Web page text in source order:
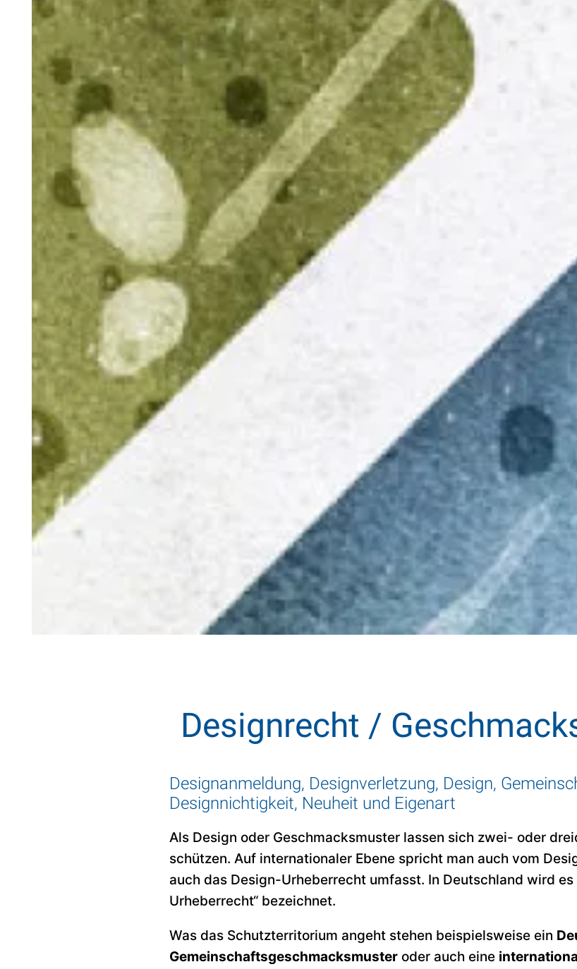
Designrecht /
Designanmeldung, Designverletzung, Design,
Designnichtigkeit, Neuheit und Eigenart
Als Design oder Geschmacksmuster lassen sich zwei- oder
schützen. Auf internationaler Ebene spricht man auch vom
auch das Design-Urheberrecht umfasst. In Deutschland wird es
Urheberrecht“ bezeichnet.
Was das Schutzterritorium angeht stehen beispielsweise ein
Gemeinschaftsgeschmacksmuster oder auch eine